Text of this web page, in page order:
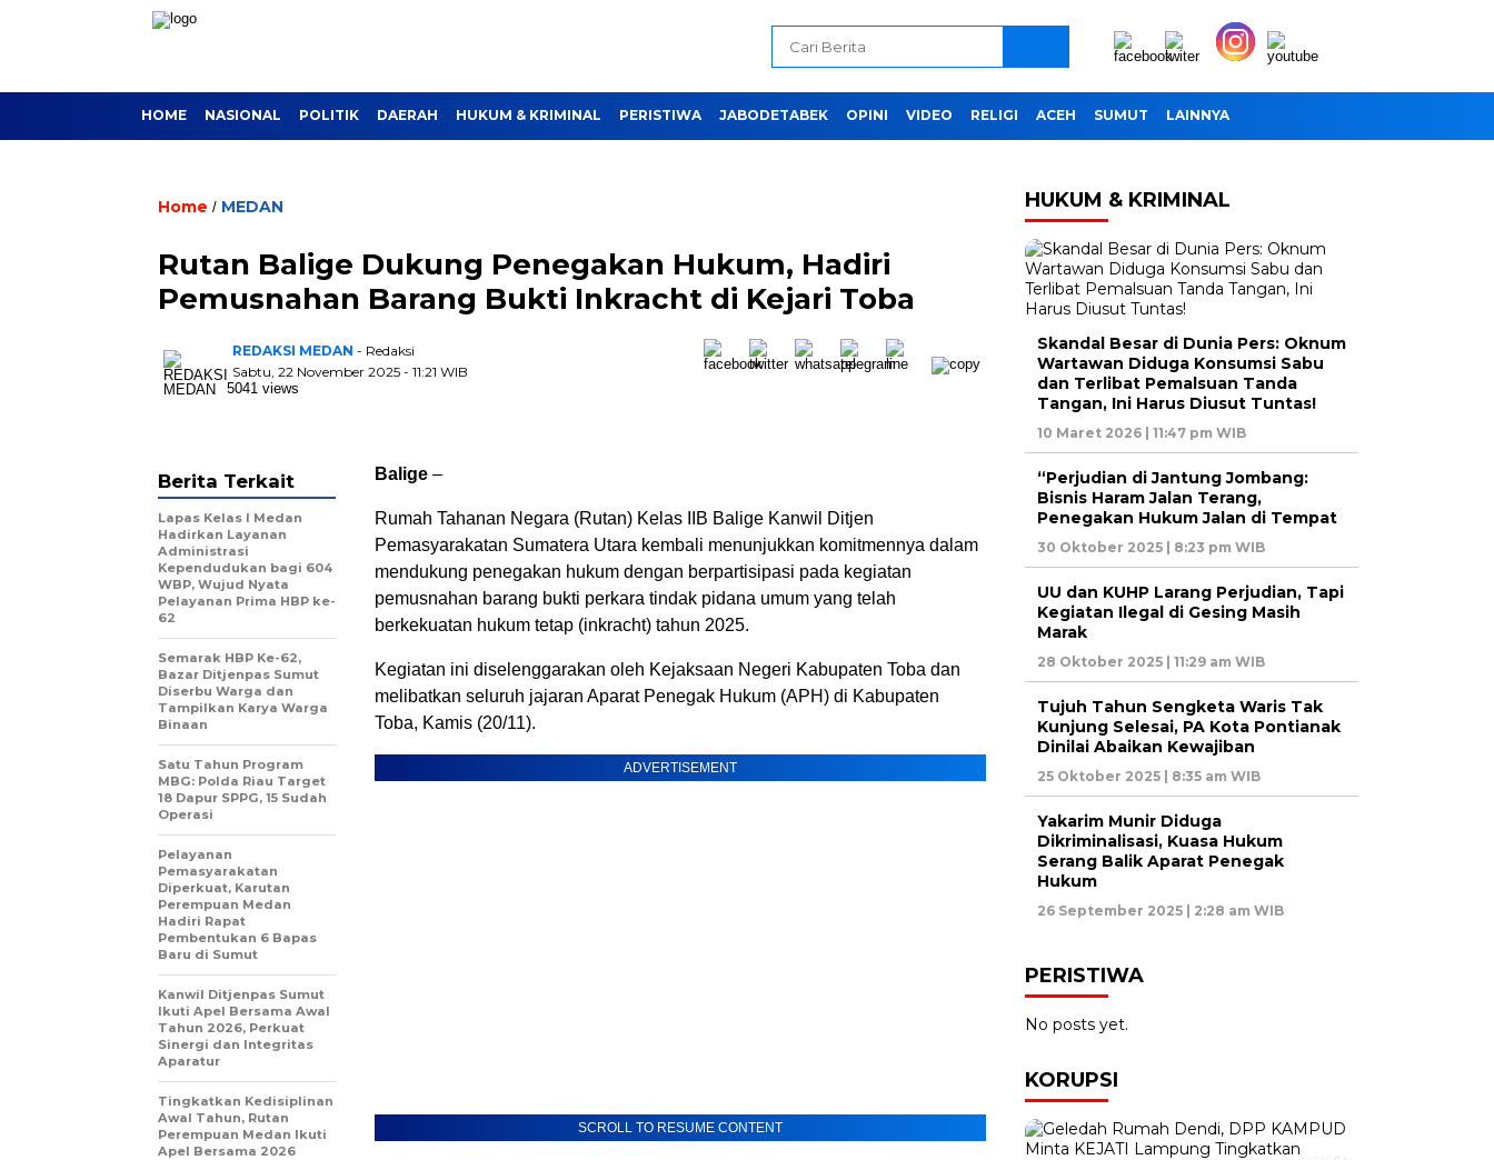
HOME NASIONAL POLITIK DAERAH HUKUM & KRIMINAL PERISTIWA JABODETABEK OPINI VIDEO RELIGI ACEH SUMUT LAINNYA
Home / MEDAN
Rutan Balige Dukung Penegakan Hukum, Hadiri
Pemusnahan Barang Bukti Inkracht di Kejari Toba
REDAKSI MEDAN - Redaksi
Sabtu, 22 November 2025 - 11:21 WIB
5041 views
Balige –
Rumah Tahanan Negara (Rutan) Kelas IIB Balige Kanwil Ditjen
Pemasyarakatan Sumatera Utara kembali menunjukkan komitmennya dalam
mendukung penegakan hukum dengan berpartisipasi pada kegiatan
pemusnahan barang bukti perkara tindak pidana umum yang telah
berkekuatan hukum tetap (inkracht) tahun 2025.
Kegiatan ini diselenggarakan oleh Kejaksaan Negeri Kabupaten Toba dan
melibatkan seluruh jajaran Aparat Penegak Hukum (APH) di Kabupaten
Toba, Kamis (20/11).
ADVERTISEMENT
SCROLL TO RESUME CONTENT
Berita Terkait
Lapas Kelas I Medan
Hadirkan Layanan
Administrasi
Kependudukan bagi 604
WBP, Wujud Nyata
Pelayanan Prima HBP ke-
62
Semarak HBP Ke-62,
Bazar Ditjenpas Sumut
Diserbu Warga dan
Tampilkan Karya Warga
Binaan
Satu Tahun Program
MBG: Polda Riau Target
18 Dapur SPPG, 15 Sudah
Operasi
Pelayanan
Pemasyarakatan
Diperkuat, Karutan
Perempuan Medan
Hadiri Rapat
Pembentukan 6 Bapas
Baru di Sumut
Kanwil Ditjenpas Sumut
Ikuti Apel Bersama Awal
Tahun 2026, Perkuat
Sinergi dan Integritas
Aparatur
Tingkatkan Kedisiplinan
Awal Tahun, Rutan
Perempuan Medan Ikuti
Apel Bersama 2026
HUKUM & KRIMINAL
Skandal Besar di Dunia Pers: Oknum
Wartawan Diduga Konsumsi Sabu
dan Terlibat Pemalsuan Tanda
Tangan, Ini Harus Diusut Tuntas!
10 Maret 2026 | 11:47 pm WIB
“Perjudian di Jantung Jombang:
Bisnis Haram Jalan Terang,
Penegakan Hukum Jalan di Tempat
30 Oktober 2025 | 8:23 pm WIB
UU dan KUHP Larang Perjudian, Tapi
Kegiatan Ilegal di Gesing Masih
Marak
28 Oktober 2025 | 11:29 am WIB
Tujuh Tahun Sengketa Waris Tak
Kunjung Selesai, PA Kota Pontianak
Dinilai Abaikan Kewajiban
25 Oktober 2025 | 8:35 am WIB
Yakarim Munir Diduga
Dikriminalisasi, Kuasa Hukum
Serang Balik Aparat Penegak
Hukum
26 September 2025 | 2:28 am WIB
PERISTIWA
No posts yet.
KORUPSI